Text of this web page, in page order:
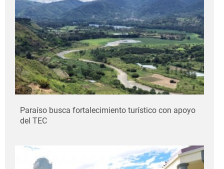
Paraíso busca fortalecimiento turístico con apoyo
del TEC